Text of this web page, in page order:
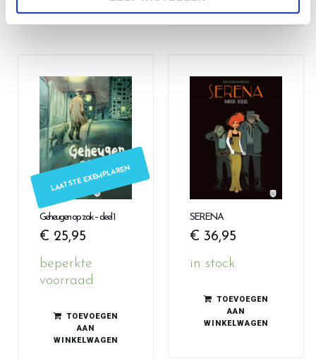
LAATSTE EXEMPLAREN
Geheugen op zak – deel 1
€ 25,95
beperkte
voorraad
TOEVOEGEN
AAN
WINKELWAGEN
SERENA
€ 36,95
in stock
TOEVOEGEN
AAN
WINKELWAGEN